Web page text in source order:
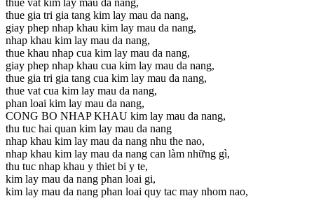
thue gia tri gia tang kim lay mau da nang,
giay phep nhap khau kim lay mau da nang,
nhap khau kim lay mau da nang,
thue khau nhap cua kim lay mau da nang,
giay phep nhap khau cua kim lay mau da nang,
thue gia tri gia tang cua kim lay mau da nang,
thue vat cua kim lay mau da nang,
phan loai kim lay mau da nang,
CONG BO NHAP KHAU kim lay mau da nang,
thu tuc hai quan kim lay mau da nang
nhap khau kim lay mau da nang nhu the nao,
nhap khau kim lay mau da nang can làm những gì,
thu tuc nhap khau y thiet bi y te,
kim lay mau da nang phan loai gi,
kim lay mau da nang phan loai quy tac may nhom nao,